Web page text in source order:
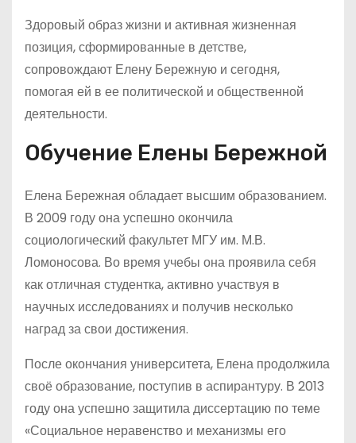
Здоровый образ жизни и активная жизненная
позиция, сформированные в детстве,
сопровождают Елену Бережную и сегодня,
помогая ей в ее политической и общественной
деятельности.
Обучение Елены Бережной
Елена Бережная обладает высшим образованием.
В 2009 году она успешно окончила
социологический факультет МГУ им. М.В.
Ломоносова. Во время учебы она проявила себя
как отличная студентка, активно участвуя в
научных исследованиях и получив несколько
наград за свои достижения.
После окончания университета, Елена продолжила
своё образование, поступив в аспирантуру. В 2013
году она успешно защитила диссертацию по теме
«Социальное неравенство и механизмы его